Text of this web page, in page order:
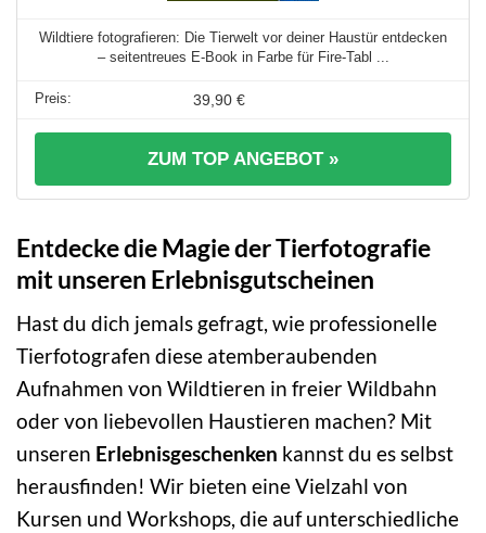
Wildtiere fotografieren: Die Tierwelt vor deiner Haustür entdecken
– seitentreues E-Book in Farbe für Fire-Tabl ...
39,90 €
ZUM TOP ANGEBOT »
Entdecke die Magie der Tierfotografie
mit unseren Erlebnisgutscheinen
Hast du dich jemals gefragt, wie professionelle
Tierfotografen diese atemberaubenden
Aufnahmen von Wildtieren in freier Wildbahn
oder von liebevollen Haustieren machen? Mit
unseren Erlebnisgeschenken kannst du es selbst
herausfinden! Wir bieten eine Vielzahl von
Kursen und Workshops, die auf unterschiedliche